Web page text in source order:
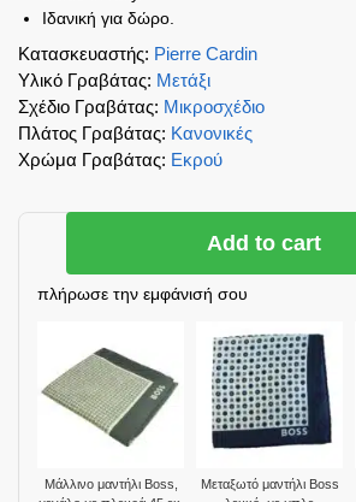
Ιδανική για δώρο.
Κατασκευαστής: Pierre Cardin
Υλικό Γραβάτας: Μετάξι
Σχέδιο Γραβάτας: Μικροσχέδιο
Πλάτος Γραβάτας: Κανονικές
Χρώμα Γραβάτας: Εκρού
Add to cart
πλήρωσε την εμφάνισή σου
Μάλλινο μαντήλι Boss,
Μεταξωτό μαντήλι Boss